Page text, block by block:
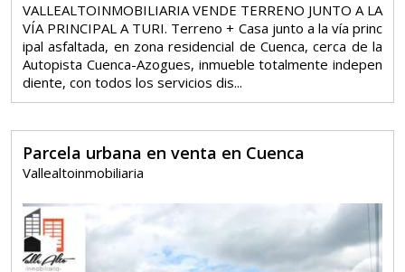
VALLEALTOINMOBILIARIA VENDE TERRENO JUNTO A LA
VÍA PRINCIPAL A TURI. Terreno + Casa junto a la vía princ
ipal asfaltada, en zona residencial de Cuenca, cerca de la
Autopista Cuenca-Azogues, inmueble totalmente indepen
diente, con todos los servicios dis...
Parcela urbana en venta en Cuenca
Vallealtoinmobiliaria